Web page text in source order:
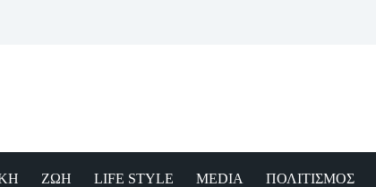
ΖΩΗ LIFE STYLE MEDIA ΠΟΛΙΤΙΣΜΟΣ